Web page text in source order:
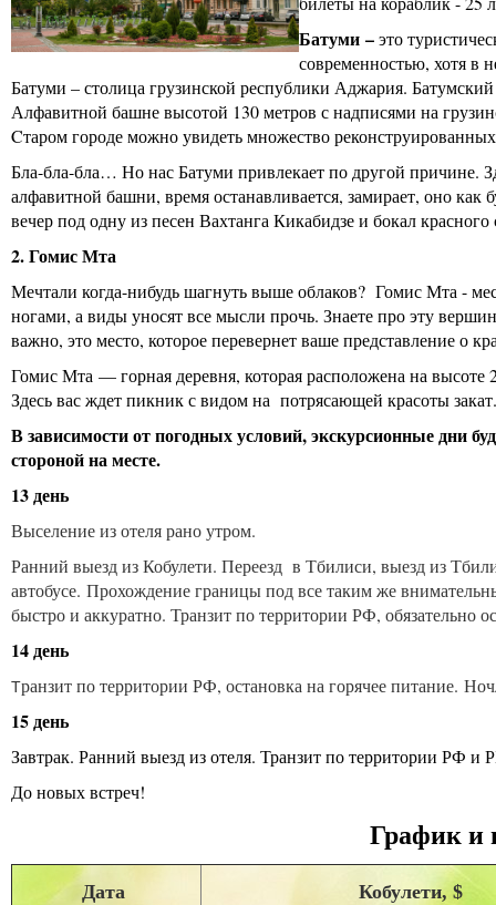
Батуми –это
современностью, хотя в
Батуми – столица грузинской республики Аджария.
Алфавитной башне высотой 130 метров с надписями на
Cтаром городе можно увидеть множество
Бла-бла-бла… Но нас Батуми привлекает по другой причине.
алфавитной башни, время останавливается, замирает, оно как
вечер под одну из песен Вахтанга Кикабидзе и бокал красного
2. Гомис Мта
Мечтали когда-нибудь шагнуть выше облаков? Гомис Мта -
ногами, а виды уносят все мысли прочь. Знаете про эту
важно, это место, которое перевернет ваше представление о
Гомис Мта — горная деревня, которая расположена на высоте
Здесь вас ждет пикник с видом на потрясающей красоты
В зависимости от погодных условий, экскурсионные дни
стороной на месте.
13 день
Выселение из отеля рано утром.
Ранний выезд из Кобулети. Переезд в Тбилиси, выезд из
автобусе. Прохождение границы под все таким же
быстро и аккуратно. Транзит по территории РФ, обязательно
14 день
Транзит по территории РФ, остановка на горячее питание.
15 день
Завтрак. Ранний выезд из отеля. Транзит по территории РФ
До новых встреч!
График и
Дата Кобулети, $